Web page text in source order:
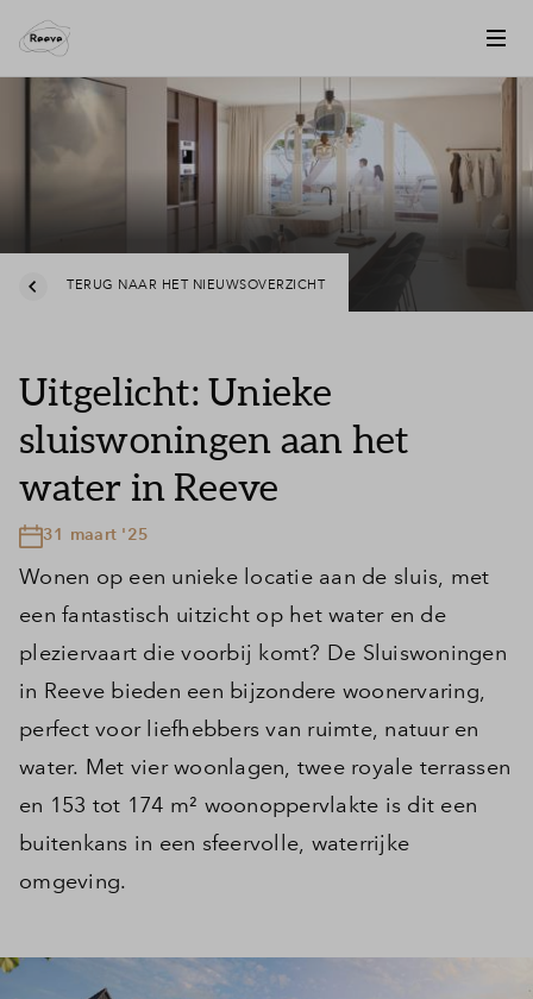
TERUG NAAR HET NIEUWSOVERZICHT
Uitgelicht: Unieke
sluiswoningen aan het
water in Reeve
31 maart '25
Wonen op een unieke locatie aan de sluis, met
een fantastisch uitzicht op het water en de
pleziervaart die voorbij komt? De Sluiswoningen
in Reeve bieden een bijzondere woonervaring,
perfect voor liefhebbers van ruimte, natuur en
water. Met vier woonlagen, twee royale terrassen
en 153 tot 174 m² woonoppervlakte is dit een
buitenkans in een sfeervolle, waterrijke
omgeving.